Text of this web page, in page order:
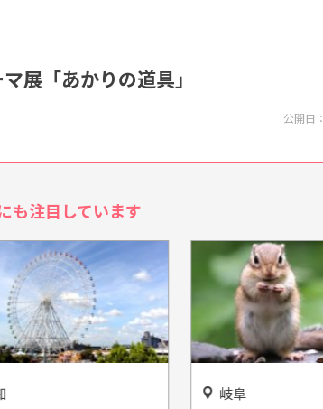
展「あかりの道具」
公開日：
も注目しています
岐阜